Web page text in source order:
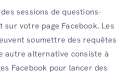
sessions de questions-
sur votre page Facebook. Les
soumettre des requêtes
autre alternative consiste à
Facebook pour lancer des